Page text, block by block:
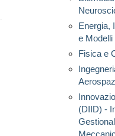
Energia,
e
Fisica e
(DIID) -